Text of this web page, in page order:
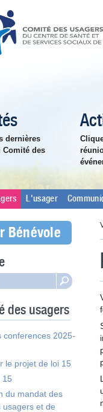
dernières
Comité des
L'usager
Bénévole
des usagers
conferences 2025-
le projet de loi 15
15
du mandat des
usagers et de